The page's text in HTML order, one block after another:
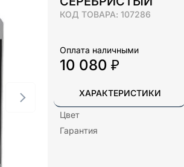
КОД ТОВАРА: 107286
Оплата наличными
10 080 ₽
ХАРАКТЕРИСТИКИ
Цвет
Гарантия